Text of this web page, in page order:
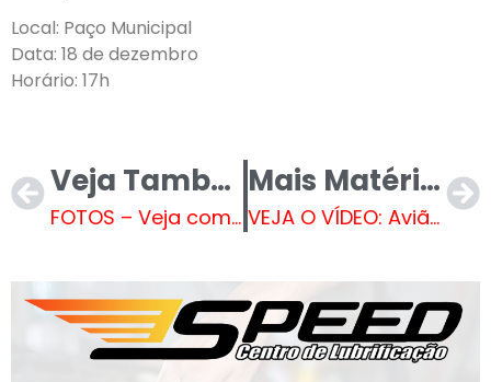
Local: Paço Municipal
Data: 18 de dezembro
Horário: 17h
Veja Também
FOTOS – Veja como foi o teatro “Click, diversão fora da tela”
Mais Matérias
VEJA O VÍDEO: Avião que saiu de MS é interceptado com 400 kg de cocaína em São Paulo